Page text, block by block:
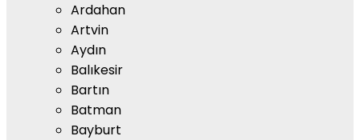
Ardahan
Artvin
Aydın
Balıkesir
Bartın
Batman
Bayburt